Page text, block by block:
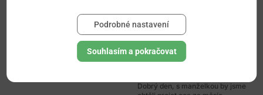
Jak...
Dobrý den, horečka Zika se v
Dominikánské republie vyskytuje,
pro zdravé 10leté dítě bez
oslabené...
Dobrý den, s manželkou by jsme
Podrobné nastavení
Souhlasím a pokračovat